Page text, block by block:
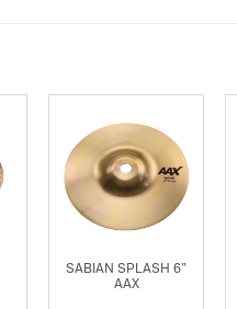
SABIAN SPLASH 6”
AAX